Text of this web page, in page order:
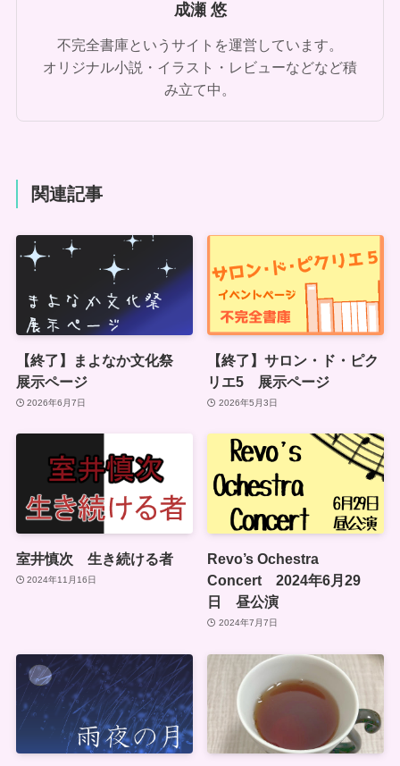
成瀬 悠
不完全書庫というサイトを運営しています。
オリジナル小説・イラスト・レビューなどなど積
み立て中。
関連記事
【終了】まよなか文化祭
展示ページ
2026年6月7日
【終了】サロン・ド・ピク
リエ5 展示ページ
2026年5月3日
室井慎次 生き続ける者
2024年11月16日
Revo’s Ochestra
Concert 2024年6月29
日 昼公演
2024年7月7日